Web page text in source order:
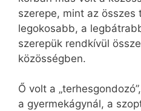
szerepe, mint az összes
legokosabb, a
szerepük rendkívül
közösségben.
Ő volt a
a gyermekágynál, a